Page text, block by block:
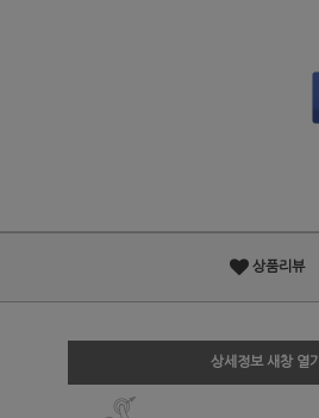
상품리뷰
상세정보 새창 열기